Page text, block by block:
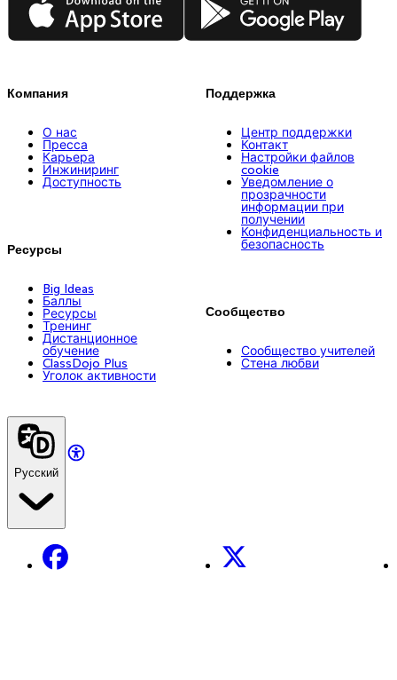
Компания
О нас
Пресса
Карьера
Инжиниринг
Доступность
Ресурсы
Big Ideas
Баллы
Ресурсы
Тренинг
Дистанционное
обучение
ClassDojo Plus
Уголок активности
Поддержка
Центр поддержки
Контакт
Настройки файлов
cookie
Уведомление о
прозрачности
информации при
получении
Конфиденциальность и
безопасность
Сообщество
Сообщество учителей
Стена любви
Русский
Facebook X